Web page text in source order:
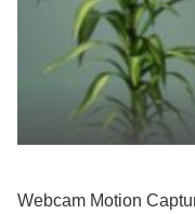
Webcam Motion